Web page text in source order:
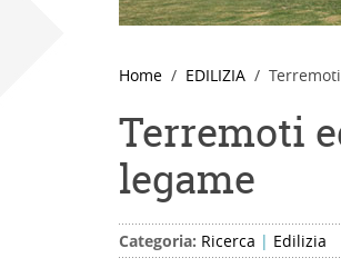
Home EDILIZIA
Terremoti
legame
Categoria: Ricerca | Edilizia